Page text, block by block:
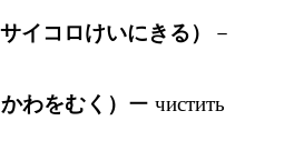
イコロけいにきる）
－
わをむく） ー чистить